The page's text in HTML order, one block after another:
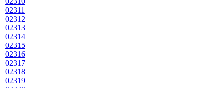
02311
02312
02313
02314
02315
02316
02317
02318
02319